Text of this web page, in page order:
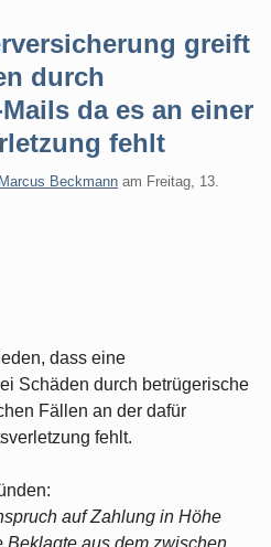
greift
durch
da es an einer
fehlt
Beckmann am Freitag, 13.
dass eine
Schäden durch betrügerische
Fällen an der dafür
fehlt.
auf Zahlung in Höhe
Beklagte aus dem zwischen